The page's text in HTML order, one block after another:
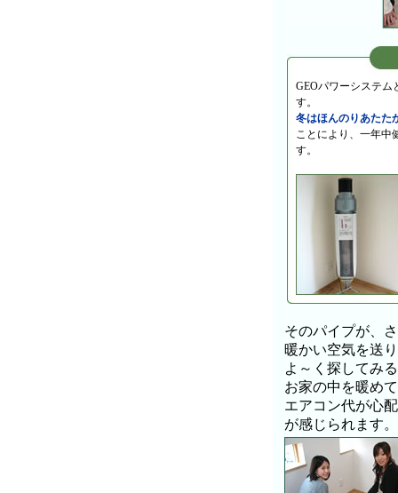
GEOパワーシステム
す。
冬はほんのりあたた
ことにより、一年中
す。
そのパイプが、
暖かい空気を送
よ～く探してみ
お家の中を暖め
エアコン代が心
が感じられます。